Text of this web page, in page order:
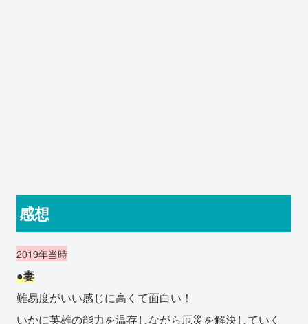
感想
2019年当時
●妻
難易度がいい感じに高くて面白い！
いかに英雄の能力を温存しながら厄災を解決していく